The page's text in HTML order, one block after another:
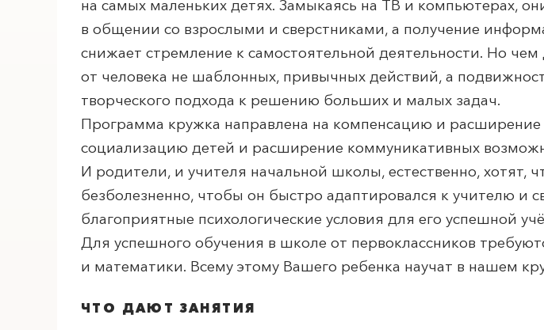
ПОИСК ПО МЕРОПРИЯТИЯМ
на самых маленьких детях. Замыкаясь на ТВ и компьютерах,
в общении со взрослыми и сверстниками, а получение
снижает стремление к самостоятельной деятельности. Но
от человека не шаблонных, привычных действий, а
творческого подхода к решению больших и малых задач.
Программа кружка направлена на компенсацию и расширение
социализацию детей и расширение коммуникативных
И родители, и учителя начальной школы, естественно,
безболезненно, чтобы он быстро адаптировался к учителю и
благоприятные психологические условия для его успешной
Для успешного обучения в школе от первоклассников
и математики. Всему этому Вашего ребенка научат в нашем
ЧТО ДАЮТ ЗАНЯТИЯ